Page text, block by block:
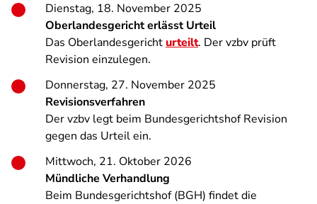
Dienstag, 18. November 2025
Oberlandesgericht erlässt Urteil
Das Oberlandesgerichturteilt. Der vzbv prüft
Revision einzulegen.
Donnerstag, 27. November 2025
Revisionsverfahren
Der vzbv legt beim Bundesgerichtshof Revision
gegen das Urteil ein.
Mittwoch, 21. Oktober 2026
Mündliche Verhandlung
Beim Bundesgerichtshof (BGH) findet die